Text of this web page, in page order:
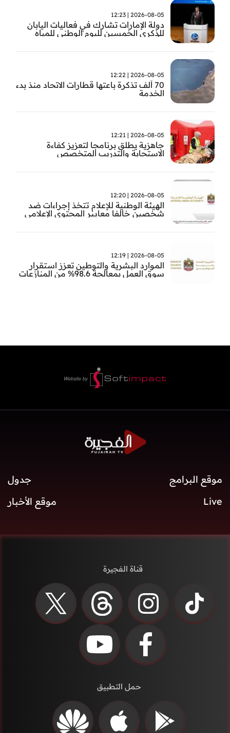
2026-08-05 | 12:23
دولة الإمارات تشارك في فعاليات اليابان
للذكرى الخمسين لليوم الوطني للمياه
2026-08-05 | 12:22
70 ألف تذكرة باعتها قطارات الاتحاد منذ بدء
الخدمة
2026-08-05 | 12:21
جاهزية يطلق برنامجا لتعزيز كفاءة
الاستجابة والتدريب المتخصص
2026-08-05 | 12:20
الهيئة الوطنية للإعلام تتخذ إجراءات ضد
شخصين خالفا معايير المحتوى الإعلامي
2026-08-05 | 12:19
الموارد البشرية والتوطين تعزز استقرار
سوق العمل بمعالجة 98.6% من المنازعات
موقع البرامج
جدول
Live
موقع الأخبار
قناة الفجيرة
حمل التطبيق